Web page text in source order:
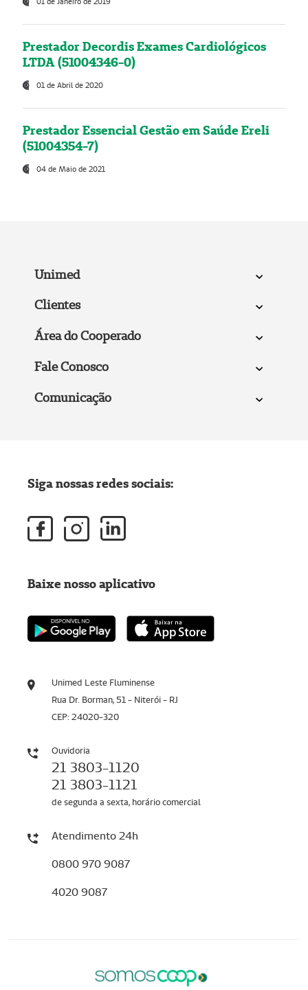
Prestador Decordis Exames Cardiológicos
LTDA (51004346-0)
01 de Abril de 2020
Prestador Essencial Gestão em Saúde Ereli
(51004354-7)
04 de Maio de 2021
Unimed
Clientes
Área do Cooperado
Fale Conosco
Comunicação
Unimed Leste Fluminense
Rua Dr. Borman, 51 - Niterói - RJ
CEP: 24020-320
Ouvidoria
21 3803-1120
21 3803-1121
de segunda a sexta, horário comercial
Atendimento 24h
0800 970 9087
4020 9087
Siga nossas redes sociais:
Baixe nosso aplicativo